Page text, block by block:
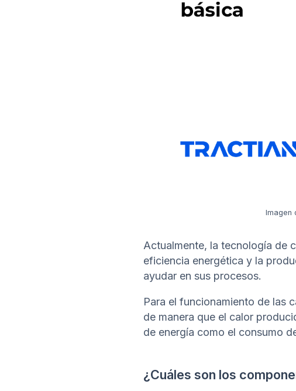
Imagen
Actualmente, la tecnología de
eficiencia energética y la
ayudar en sus procesos.
Para el funcionamiento de las
de manera que el calor
de energía como el consumo
¿Cuáles son los